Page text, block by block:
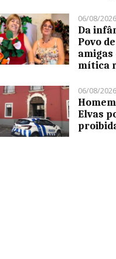
06/08/2026
Da
Povo
amigas
mítica
06/08/2026
Elvas